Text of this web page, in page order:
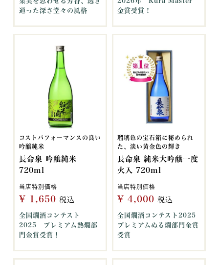
通った深さ堂々の風格
金賞受賞！
コストパフォーマンスの良い
吟醸純米
長命泉 吟醸純米
720ml
当店特別価格
¥ 1,650 税込
全国燗酒コンテスト
2025 プレミアム熱燗部
門金賞受賞！
瑠璃色の宝石箱に秘められ
た、淡い黄金色の輝き
長命泉 純米大吟醸一度
火入 720ml
当店特別価格
¥ 4,000 税込
全国燗酒コンテスト2025
プレミアムぬる燗部門金賞
受賞